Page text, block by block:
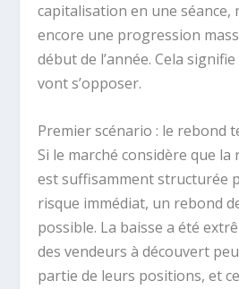
capitalisation en une séance,
encore une progression
début de l’année. Cela
vont s’opposer.
Premier scénario : le rebond
Si le marché considère que la
est suffisamment structurée
risque immédiat, un rebond
possible. La baisse a été
des vendeurs à découvert
partie de leurs positions, et